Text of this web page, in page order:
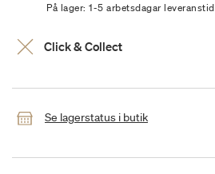
På lager: 1-5 arbetsdagar leveranstid
Click & Collect
Se lagerstatus i butik